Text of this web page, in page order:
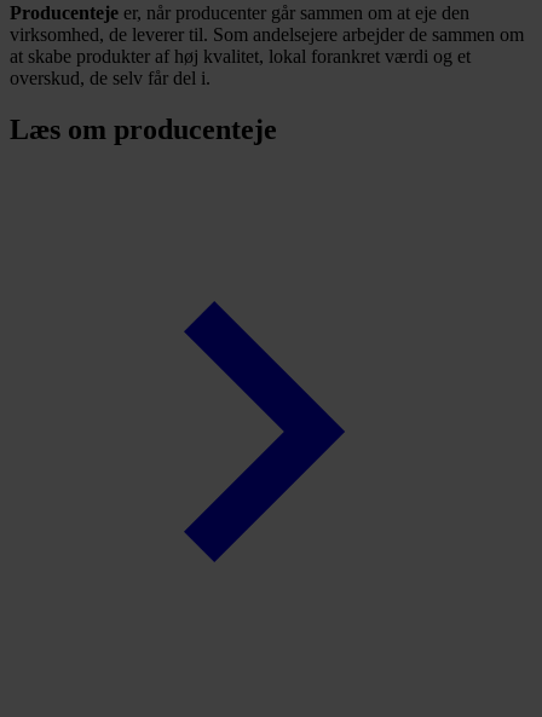
Producenteje er, når producenter går sammen om at eje den
virksomhed, de leverer til. Som andelsejere arbejder de sammen om
at skabe produkter af høj kvalitet, lokal forankret værdi og et
overskud, de selv får del i.
Læs om producenteje